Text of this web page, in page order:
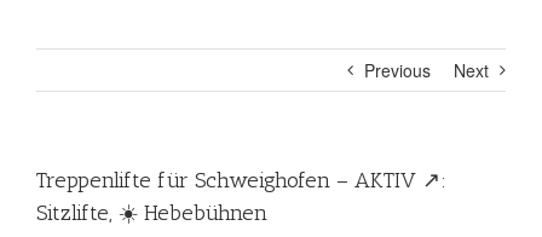
Previous Next
Treppenlifte für Schweighofen – AKTIV ↗️:
Sitzlifte, ☀️ Hebebühnen